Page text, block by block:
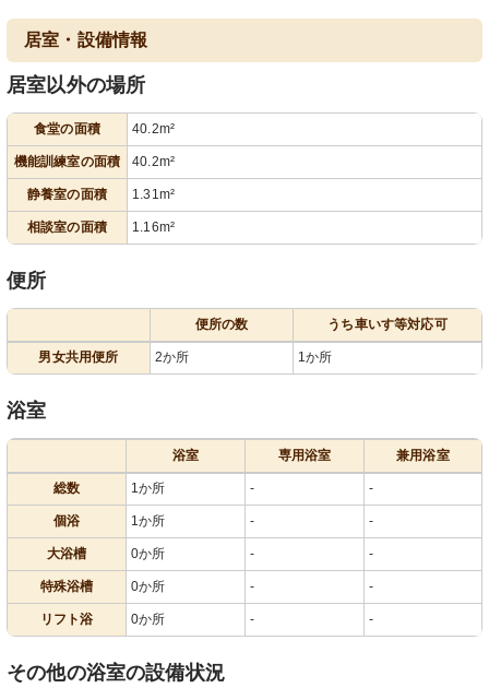
居室・設備情報
居室以外の場所
食堂の面積 40.2m²
機能訓練室の面積 40.2m²
静養室の面積 1.31m²
相談室の面積 1.16m²
便所
便所の数 うち車いす等対応可
男女共用便所 2か所 1か所
浴室
浴室 専用浴室 兼用浴室
総数 1か所 - -
個浴 1か所 - -
大浴槽 0か所 - -
特殊浴槽 0か所 - -
リフト浴 0か所 - -
その他の浴室の設備状況